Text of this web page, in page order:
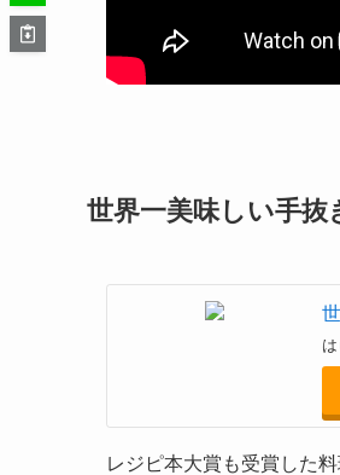
世界一美味しい手抜
レジピ本大賞も受賞した